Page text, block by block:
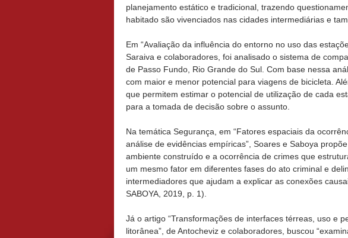
planejamento estático e tradicional, trazendo
habitado são vivenciados nas cidades intermediárias e
Em “Avaliação da influência do entorno no uso das
Saraiva e colaboradores, foi analisado o sistema de
de Passo Fundo, Rio Grande do Sul. Com base nessa
com maior e menor potencial para viagens de bicicleta.
que permitem estimar o potencial de utilização de cada
para a tomada de decisão sobre o assunto.
Na temática Segurança, em “Fatores espaciais da
análise de evidências empíricas”, Soares e Saboya
ambiente construído e a ocorrência de crimes que
um mesmo fator em diferentes fases do ato criminal e
intermediadores que ajudam a explicar as conexões
SABOYA, 2019, p. 1).
Já o artigo “Transformações de interfaces térreas, uso e
litorânea”, de Antocheviz e colaboradores, buscou